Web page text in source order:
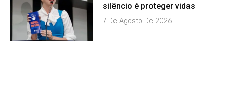
silêncio é proteger vidas
7 De Agosto De 2026